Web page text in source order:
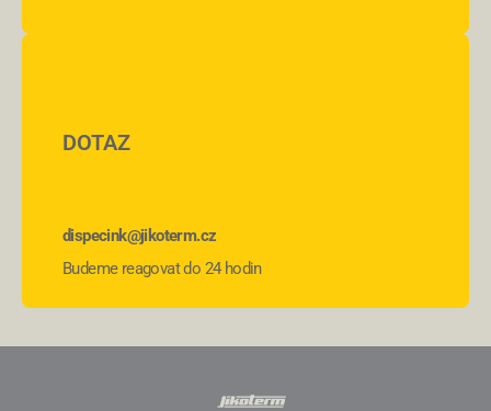
DOTAZ
dispecink@jikoterm.cz
Budeme reagovat do 24 hodin